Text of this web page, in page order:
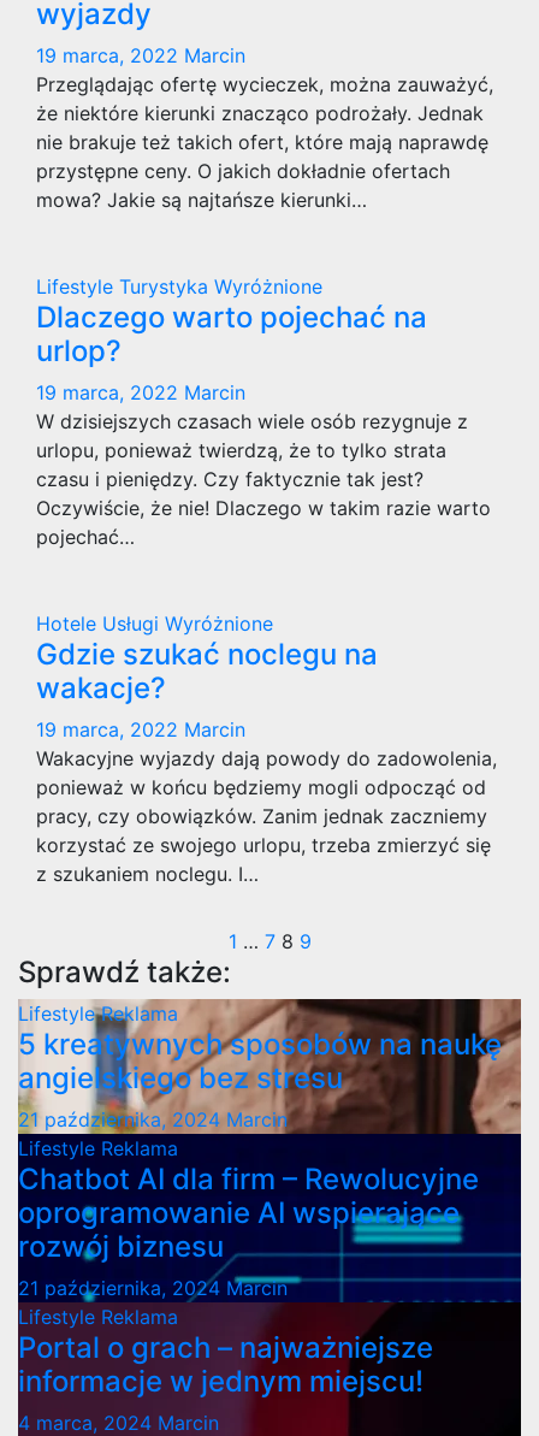
wyjazdy
19 marca, 2022 Marcin
Przeglądając ofertę wycieczek, można zauważyć,
że niektóre kierunki znacząco podrożały. Jednak
nie brakuje też takich ofert, które mają naprawdę
przystępne ceny. O jakich dokładnie ofertach
mowa? Jakie są najtańsze kierunki…
Lifestyle Turystyka Wyróżnione
Dlaczego warto pojechać na
urlop?
19 marca, 2022 Marcin
W dzisiejszych czasach wiele osób rezygnuje z
urlopu, ponieważ twierdzą, że to tylko strata
czasu i pieniędzy. Czy faktycznie tak jest?
Oczywiście, że nie! Dlaczego w takim razie warto
pojechać…
Hotele Usługi Wyróżnione
Gdzie szukać noclegu na
wakacje?
19 marca, 2022 Marcin
Wakacyjne wyjazdy dają powody do zadowolenia,
ponieważ w końcu będziemy mogli odpocząć od
pracy, czy obowiązków. Zanim jednak zaczniemy
korzystać ze swojego urlopu, trzeba zmierzyć się
z szukaniem noclegu. I…
Stronicowanie
wpisów
1 … 7 8 9
Sprawdź także:
LifestyleReklama
5 kreatywnych sposobów na naukę
angielskiego bez stresu
21 października, 2024 Marcin
Lifestyle Reklama
Chatbot AI dla firm – Rewolucyjne
oprogramowanie AI wspierające
rozwój biznesu
21 października, 2024 Marcin
Lifestyle Reklama
Portal o grach – najważniejsze
informacje w jednym miejscu!
4 marca, 2024 Marcin